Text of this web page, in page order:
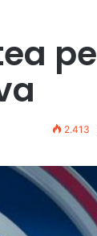
pe
2.413